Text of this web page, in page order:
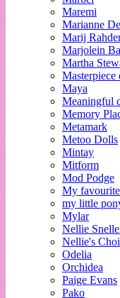
Maremi
Marianne
Marij
Marjolein
Martha
Masterpiece
Maya
Meaningful
Memory
Metamark
Metoo Dolls
Mintay
Mitform
Mod Podge
My
my little
Mylar
Nellie
Nellie's
Odelia
Orchidea
Paige Evans
Pako